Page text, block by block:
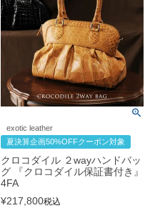
exotic leather
夏決算企画50%OFFクーポン対象
クロコダイル ２wayハンドバッ
グ 『クロコダイル保証書付き』
4FA
¥217,800税込